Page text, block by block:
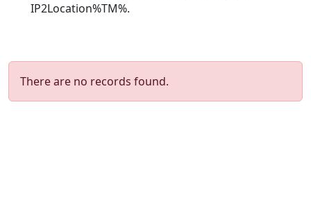
IP2Location%TM%.
There are no records found.